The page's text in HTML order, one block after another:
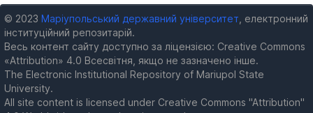
© 2023 Маріупольський державний університет , електронний
інституційний репозитарій.
Весь контент сайту доступно за ліцензією: Creative Commons
«Attribution» 4.0 Всесвітня, якщо не зазначено інше.
The Electronic Institutional Repository of Mariupol State
University.
All site content is licensed under Creative Commons "Attribution"